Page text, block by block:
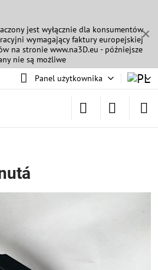
✕
jest wyłącznie dla konsumentów
wymagający faktury europejskiej
na stronie www.na3D.eu - późniejsze
nie są możliwe
Panel użytkownika